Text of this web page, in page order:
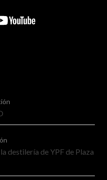
destilería de YPF de Plaza